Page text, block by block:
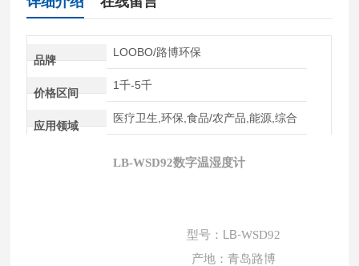
品牌
LOOBO/路博环保
价格区间
1千-5千
应用领域
医疗卫生,环保,食品/农产品,能源,综合
LB-WSD92数字温湿度计
型号：LB-WSD92
产地：青岛路博